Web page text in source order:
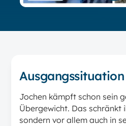
Ausgangssituation
Jochen kämpft schon sein
Übergewicht. Das schränkt
sondern vor allem auch in